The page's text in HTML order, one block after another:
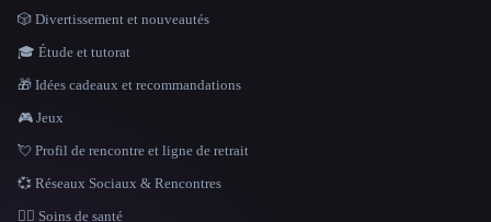
🎲 Divertissement et nouveautés
🎓 Étude et tutorat
🎁 Idées cadeaux et recommandations
🎮 Jeux
💘 Profil de rencontre et ligne de retrait
💞 Réseaux Sociaux & Rencontres
👩‍⚕️ Soins de santé